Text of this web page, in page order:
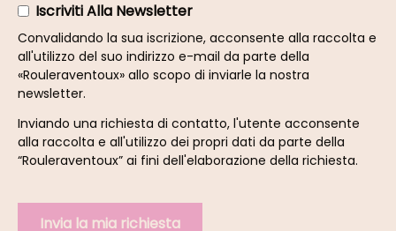
Iscriviti Alla Newsletter
Convalidando la sua iscrizione, acconsente alla raccolta e
all'utilizzo del suo indirizzo e-mail da parte della
«Rouleraventoux» allo scopo di inviarle la nostra
newsletter.
Inviando una richiesta di contatto, l'utente acconsente
alla raccolta e all'utilizzo dei propri dati da parte della
“Rouleraventoux” ai fini dell'elaborazione della richiesta.